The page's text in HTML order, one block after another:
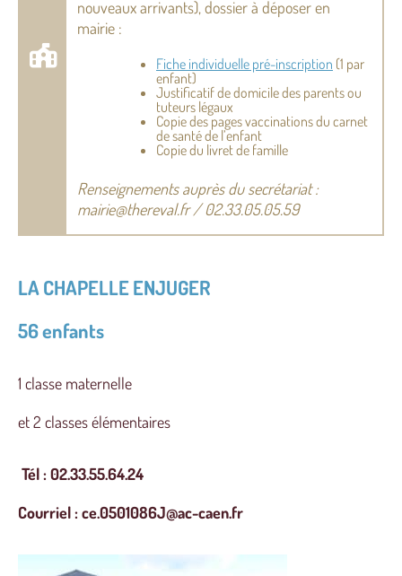
nouveaux arrivants), dossier à déposer en
mairie :
Fiche individuelle pré-inscription (1 par
enfant)
Justificatif de domicile des parents ou
tuteurs légaux
Copie des pages vaccinations du carnet
de santé de l’enfant
Copie du livret de famille
Renseignements auprès du secrétariat :
mairie@thereval.fr / 02.33.05.05.59
LA CHAPELLE ENJUGER
56 enfants
1 classe maternelle
et 2 classes élémentaires
Tél : 02.33.55.64.24
Courriel : ce.0501086J@ac-caen.fr